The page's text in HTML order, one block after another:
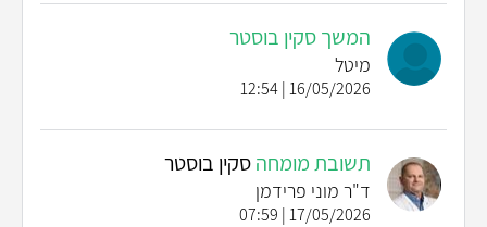
המשך סקין בוסטר
מיטל
16/05/2026 | 12:54
תשובת מומחהסקין בוסטר
ד"ר מוני פרידמן
17/05/2026 | 07:59